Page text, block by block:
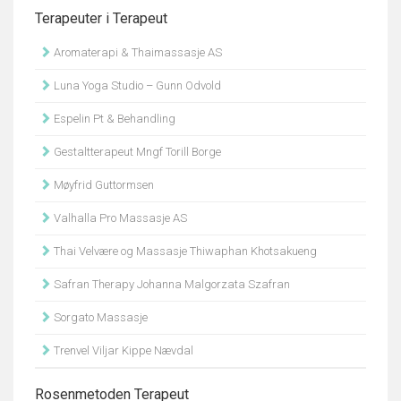
Terapeuter i Terapeut
Aromaterapi & Thaimassasje AS
Luna Yoga Studio – Gunn Odvold
Espelin Pt & Behandling
Gestaltterapeut Mngf Torill Borge
Møyfrid Guttormsen
Valhalla Pro Massasje AS
Thai Velvære og Massasje Thiwaphan Khotsakueng
Safran Therapy Johanna Malgorzata Szafran
Sorgato Massasje
Trenvel Viljar Kippe Nævdal
Rosenmetoden Terapeut